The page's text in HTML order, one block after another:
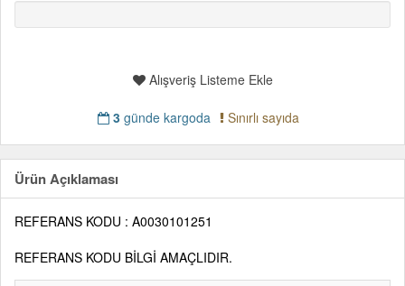
Alışveriş Listeme Ekle
3günde kargoda Sınırlı sayıda
Ürün Açıklaması
REFERANS KODU : A0030101251
REFERANS KODU BİLGİ AMAÇLIDIR.